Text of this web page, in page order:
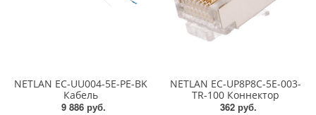
NETLAN EC-UU004-5E-PE-BK
Кабель
9 886 руб.
NETLAN EC-UP8P8C-5E-003-
TR-100 Коннектор
362 руб.